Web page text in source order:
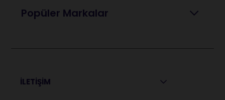
Popüler Markalar
İLETİŞİM